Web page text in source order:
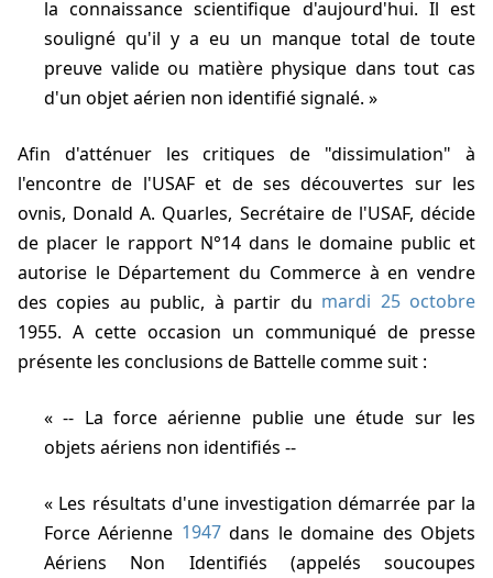
la connaissance scientifique d'aujourd'hui. Il est
souligné qu'il y a eu un manque total de toute
preuve valide ou matière physique dans tout cas
d'un objet aérien non identifié signalé.
Afin d'atténuer les critiques de "dissimulation" à
l'encontre de l'USAF et de ses découvertes sur les
ovnis, Donald A. Quarles, Secrétaire de l'USAF, décide
de placer le rapport N°14 dans le domaine public et
autorise le Département du Commerce à en vendre
des copies au public, à partir du mardi 25 octobre
1955. A cette occasion un communiqué de presse
présente les conclusions de Battelle comme suit :
-- La force aérienne publie une étude sur les
objets aériens non identifiés --
Les résultats d'une investigation démarrée par la
Force Aérienne 1947dans le domaine des Objets
Aériens Non Identifiés (appelés soucoupes